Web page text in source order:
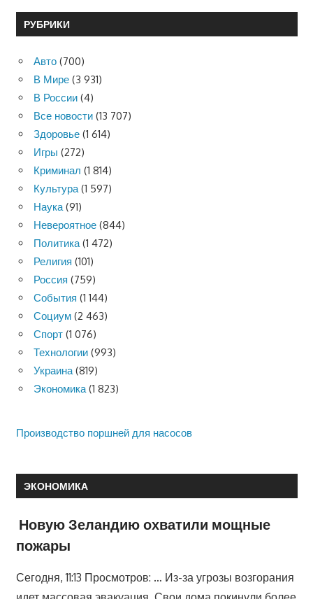
РУБРИКИ
Авто (700)
В Мире (3 931)
В России (4)
Все новости (13 707)
Здоровье (1 614)
Игры (272)
Криминал (1 814)
Культура (1 597)
Наука (91)
Невероятное (844)
Политика (1 472)
Религия (101)
Россия (759)
События (1 144)
Социум (2 463)
Спорт (1 076)
Технологии (993)
Украина (819)
Экономика (1 823)
Производство поршней для насосов
ЭКОНОМИКА
Новую Зеландию охватили мощные
пожары
Сегодня, 11:13 Просмотров: … Из-за угрозы возгорания